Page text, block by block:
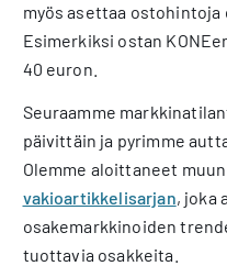
myös asettaa ostohintoja
Esimerkiksi ostan
40 euron.
Seuraamme
päivittäin ja pyrimme
Olemme aloittaneet
vakioartikkelisarjan, joka
osakemarkkinoiden
tuottavia osakkeita.